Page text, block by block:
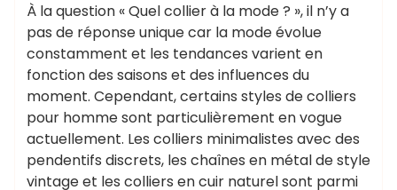
À la question « Quel collier à la mode ? », il n’y a
pas de réponse unique car la mode évolue
constamment et les tendances varient en
fonction des saisons et des influences du
moment. Cependant, certains styles de colliers
pour homme sont particulièrement en vogue
actuellement. Les colliers minimalistes avec des
pendentifs discrets, les chaînes en métal de style
vintage et les colliers en cuir naturel sont parmi